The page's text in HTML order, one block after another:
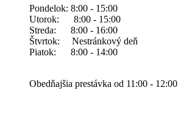
Pondelok: 8:00 - 15:00
Utorok: 8:00 - 15:00
Streda: 8:00 - 16:00
Štvrtok: Nestránkový deň
Piatok: 8:00 - 14:00
Obedňajšia prestávka od 11:00 - 12:00